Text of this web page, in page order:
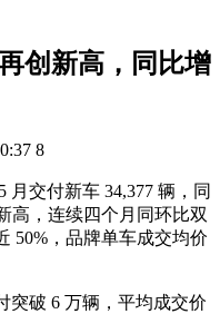
创新高，同比增
8
月交付新车 34,377 辆，同
高，连续四个月同环比双
50%，品牌单车成交均价
突破 6 万辆，平均成交价